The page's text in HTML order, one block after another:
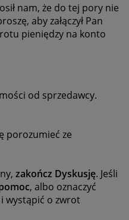
nam, że do tej pory nie
aby załączył Pan
pieniędzy na konto
od sprzedawcy.
porozumieć ze
zakończ Dyskusję. Jeśli
, albo oznaczyć
wystąpić o zwrot